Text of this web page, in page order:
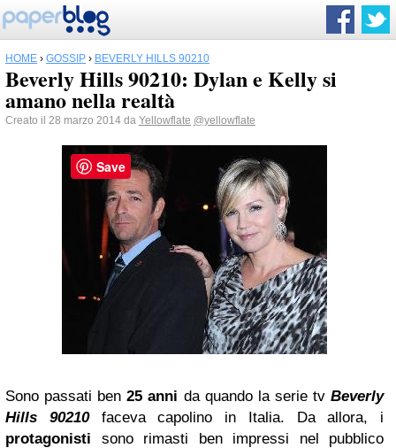
HOME › GOSSIP › BEVERLY HILLS 90210
Beverly Hills 90210: Dylan e Kelly si
amano nella realtà
Creato il 28 marzo 2014 da Yellowflate @yellowflate
Sono passati ben25 anni da quando la serie tvBeverly
Hills 90210faceva capolino in Italia. Da allora, i
protagonisti sono rimasti ben impressi nel pubblico
Save